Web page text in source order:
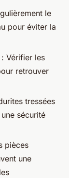
le
pour éviter la
: Vérifier les
retrouver
tressées
sécurité
pièces
une